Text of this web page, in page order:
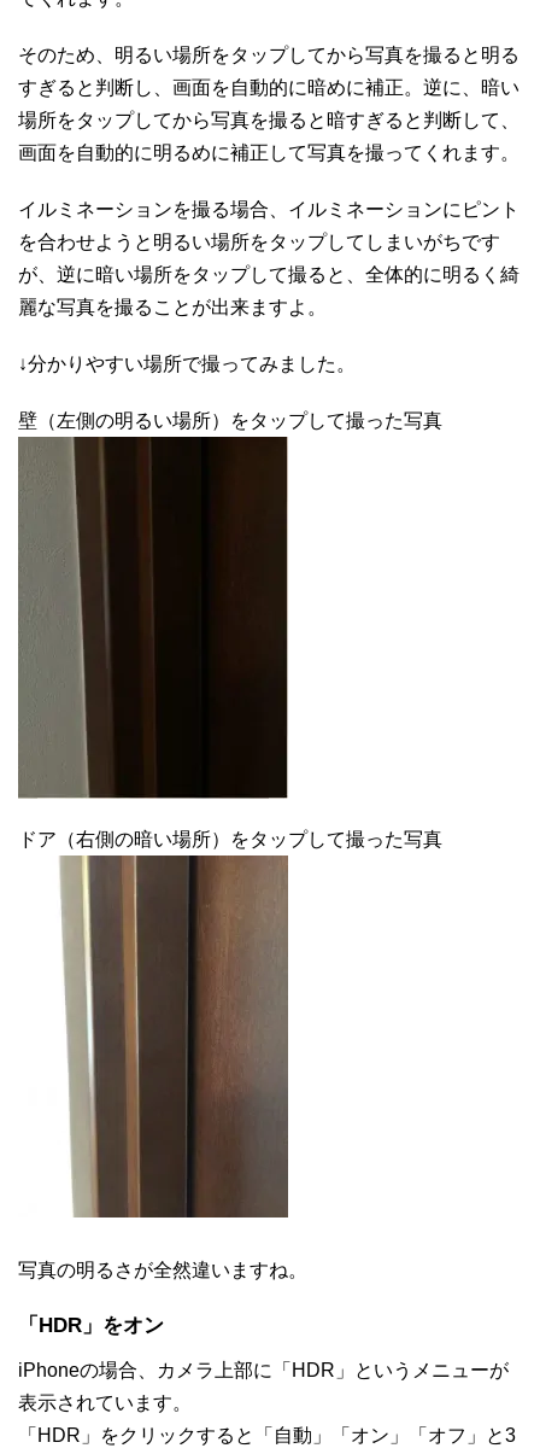
そのため、明るい場所をタップしてから写真を撮ると明る
すぎると判断し、画面を自動的に暗めに補正。逆に、暗い
場所をタップしてから写真を撮ると暗すぎると判断して、
画面を自動的に明るめに補正して写真を撮ってくれます。
イルミネーションを撮る場合、イルミネーションにピント
を合わせようと明るい場所をタップしてしまいがちです
が、逆に暗い場所をタップして撮ると、全体的に明るく綺
麗な写真を撮ることが出来ますよ。
↓分かりやすい場所で撮ってみました。
壁（左側の明るい場所）をタップして撮った写真
ドア（右側の暗い場所）をタップして撮った写真
写真の明るさが全然違いますね。
「HDR」をオン
iPhoneの場合、カメラ上部に「HDR」というメニューが
表示されています。
「HDR」をクリックすると「自動」「オン」「オフ」と3